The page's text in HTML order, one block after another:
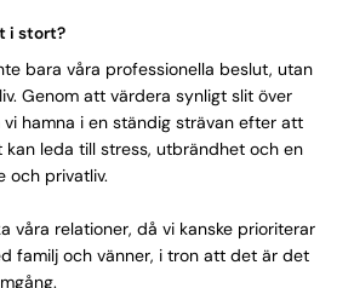
i stort?
bara våra professionella beslut, utan
Genom att värdera synligt slit över
hamna i en ständig strävan efter att
kan leda till stress, utbrändhet och en
och privatliv.
våra relationer, då vi kanske prioriterar
familj och vänner, i tron att det är det